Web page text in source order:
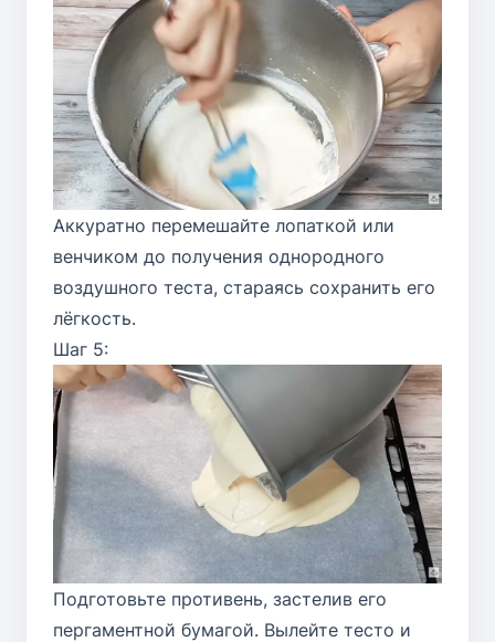
Аккуратно перемешайте лопаткой или
венчиком до получения однородного
воздушного теста, стараясь сохранить его
лёгкость.
Шаг 5:
Подготовьте противень, застелив его
пергаментной бумагой. Вылейте тесто и